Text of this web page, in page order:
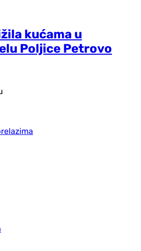
kućama u
Poljice Petrovo